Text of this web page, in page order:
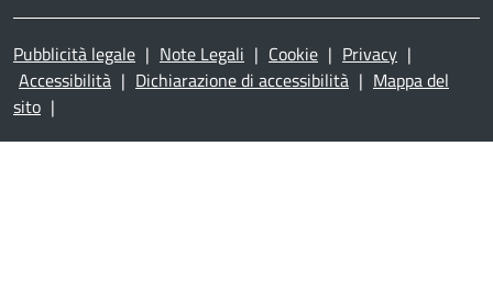
Pubblicità legale | Note Legali | Cookie | Privacy |
Accessibilità | Dichiarazione di accessibilità | Mappa del
sito |